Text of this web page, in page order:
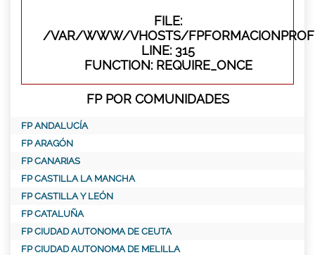
FILE:
/VAR/WWW/VHOSTS/
LINE: 315
FUNCTION: REQUIRE_ONCE
FP POR COMUNIDADES
FP ANDALUCÍA
FP ARAGÓN
FP CANARIAS
FP CASTILLA LA MANCHA
FP CASTILLA Y LEÓN
FP CATALUÑA
FP CIUDAD AUTONOMA DE CEUTA
FP CIUDAD AUTONOMA DE MELILLA